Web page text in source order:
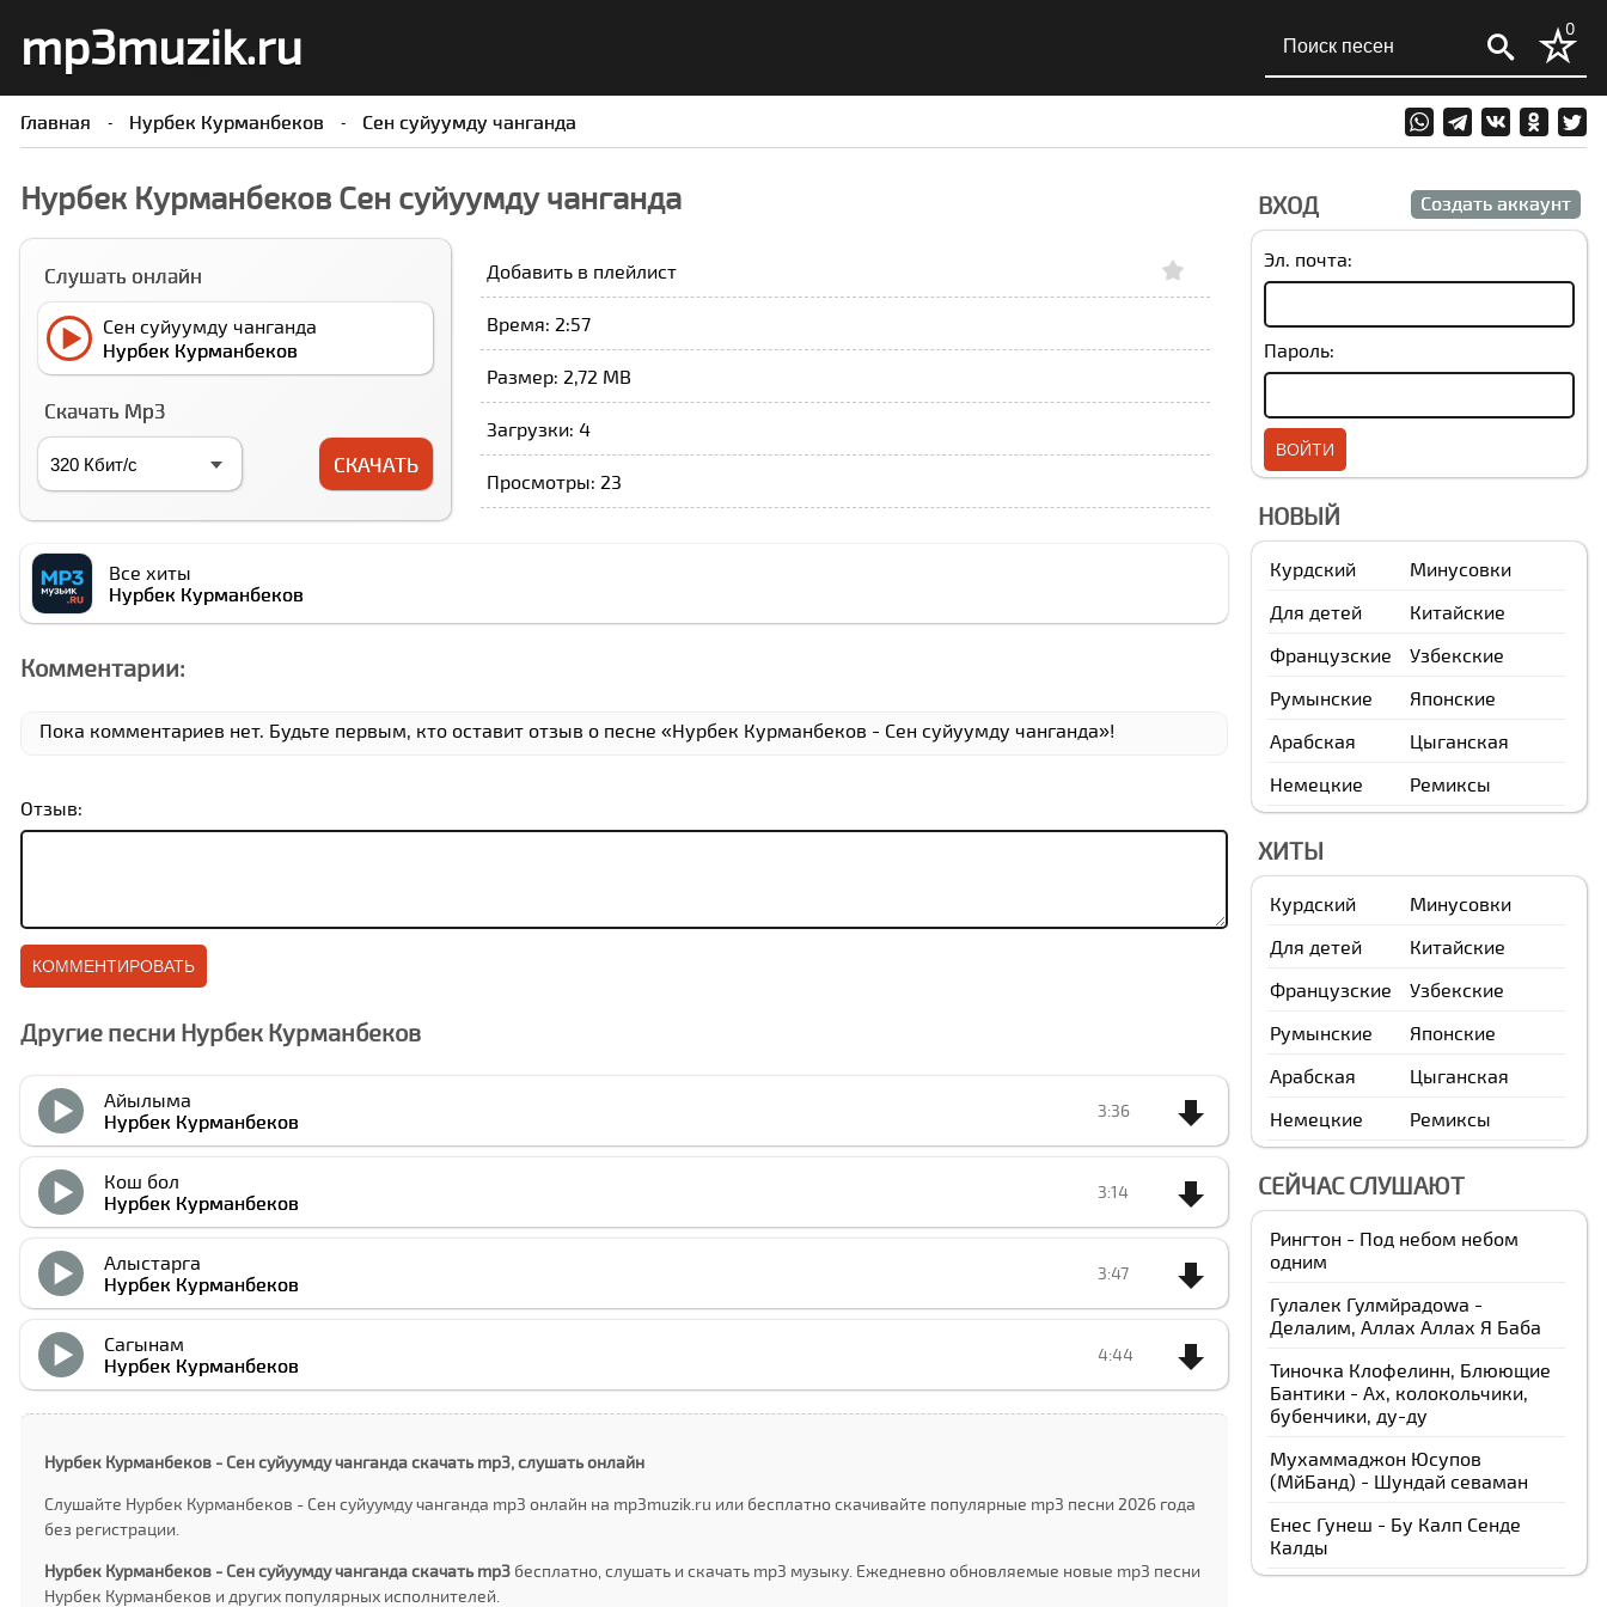
mp3muzik.ru 0
Главная Нурбек Курманбеков Сен суйуумду чанганда
Нурбек Курманбеков Сен суйуумду чанганда
Слушать онлайн
Сен суйуумду чанганда
Нурбек Курманбеков
Скачать Mp3
СКАЧАТЬ
Добавить в плейлист
Время: 2:57
Размер: 2,72 MB
Загрузки: 4
Просмотры: 23
Все хиты
Нурбек Курманбеков
Комментарии:
Пока комментариев нет. Будьте первым, кто оставит отзыв о песне «Нурбек Курманбеков - Сен суйуумду чанганда»!
Отзыв:
Другие песни Нурбек Курманбеков
Айылыма
Нурбек Курманбеков
3:36
Кош бол
Нурбек Курманбеков
3:14
Алыстарга
Нурбек Курманбеков
3:47
Сагынам
Нурбек Курманбеков
4:44
Нурбек Курманбеков - Сен суйуумду чанганда скачать mp3, слушать онлайн
Слушайте Нурбек Курманбеков - Сен суйуумду чанганда mp3 онлайн на mp3muzik.ru или бесплатно скачивайте популярные mp3 песни 2026 года
без регистрации.
Нурбек Курманбеков - Сен суйуумду чанганда скачать mp3бесплатно, слушать и скачать mp3 музыку. Ежедневно обновляемые новые mp3 песни
Нурбек Курманбеков и других популярных исполнителей.
ВХОД Создать аккаунт
Эл. почта:
Пароль:
НОВЫЙ
Курдский
Минусовки
Для детей
Китайские
Французские
Узбекские
Румынские
Японские
Арабская
Цыганская
Немецкие
Ремиксы
ХИТЫ
Курдский
Минусовки
Для детей
Китайские
Французские
Узбекские
Румынские
Японские
Арабская
Цыганская
Немецкие
Ремиксы
СЕЙЧАС СЛУШАЮТ
Рингтон - Под небом небом
одним
Гулалек Гулмйрадоwа -
Делалим, Аллах Аллах Я Баба
Тиночка Клофелинн, Блюющие
Бантики - Ах, колокольчики,
бубенчики, ду-ду
Мухаммаджон Юсупов
(МйБанд) - Шундай севаман
Енес Гунеш - Бу Калп Сенде
Калды